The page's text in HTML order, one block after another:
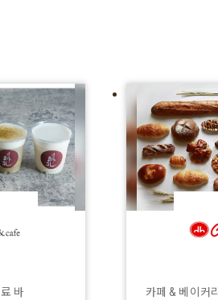
바 카페 & 베이커리